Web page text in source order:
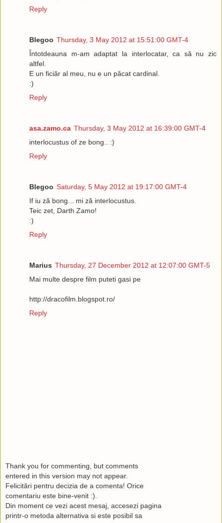
Reply
Blegoo Thursday, 3 May 2012 at 15:51:00 GMT-4
Întotdeauna m-am adaptat la interlocatar, ca să nu zic
altfel.
E un ficiăr al meu, nu e un păcat cardinal.
:)
Reply
asa.zamo.ca Thursday, 3 May 2012 at 16:39:00 GMT-4
interlocustus of ze bong.. :)
Reply
Blegoo Saturday, 5 May 2012 at 19:17:00 GMT-4
If iu ză bong... mi ză interlocustus.
Teic zet, Darth Zamo!
:)
Reply
Marius Thursday, 27 December 2012 at 12:07:00 GMT-5
Mai multe despre film puteti gasi pe
http://dracofilm.blogspot.ro/
Reply
Thank you for commenting, but comments
entered in this version may not appear.
Felicitări pentru decizia de a comenta! Orice
comentariu este bine-venit :).
Din moment ce vezi acest mesaj, accesezi pagina
printr-o metoda alternativa si este posibil sa